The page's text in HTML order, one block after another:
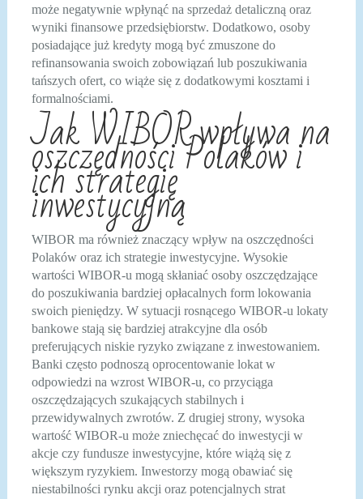
może negatywnie wpłynąć na sprzedaż detaliczną oraz
wyniki finansowe przedsiębiorstw. Dodatkowo, osoby
posiadające już kredyty mogą być zmuszone do
refinansowania swoich zobowiązań lub poszukiwania
tańszych ofert, co wiąże się z dodatkowymi kosztami i
formalnościami.
Jak WIBOR wpływa na
oszczędności Polaków i
ich strategię
inwestycyjną
WIBOR ma również znaczący wpływ na oszczędności
Polaków oraz ich strategie inwestycyjne. Wysokie
wartości WIBOR-u mogą skłaniać osoby oszczędzające
do poszukiwania bardziej opłacalnych form lokowania
swoich pieniędzy. W sytuacji rosnącego WIBOR-u lokaty
bankowe stają się bardziej atrakcyjne dla osób
preferujących niskie ryzyko związane z inwestowaniem.
Banki często podnoszą oprocentowanie lokat w
odpowiedzi na wzrost WIBOR-u, co przyciąga
oszczędzających szukających stabilnych i
przewidywalnych zwrotów. Z drugiej strony, wysoka
wartość WIBOR-u może zniechęcać do inwestycji w
akcje czy fundusze inwestycyjne, które wiążą się z
większym ryzykiem. Inwestorzy mogą obawiać się
niestabilności rynku akcji oraz potencjalnych strat